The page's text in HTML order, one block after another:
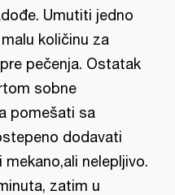
Umutiti jedno
količinu za
pečenja. Ostatak
sobne
pomešati sa
dodavati
nelepljivo.
zatim u